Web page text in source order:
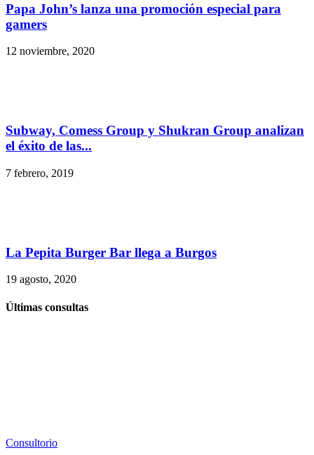
Papa John’s lanza una promoción especial para
gamers
12 noviembre, 2020
Subway, Comess Group y Shukran Group analizan
el éxito de las...
7 febrero, 2019
La Pepita Burger Bar llega a Burgos
19 agosto, 2020
Últimas consultas
Consultorio